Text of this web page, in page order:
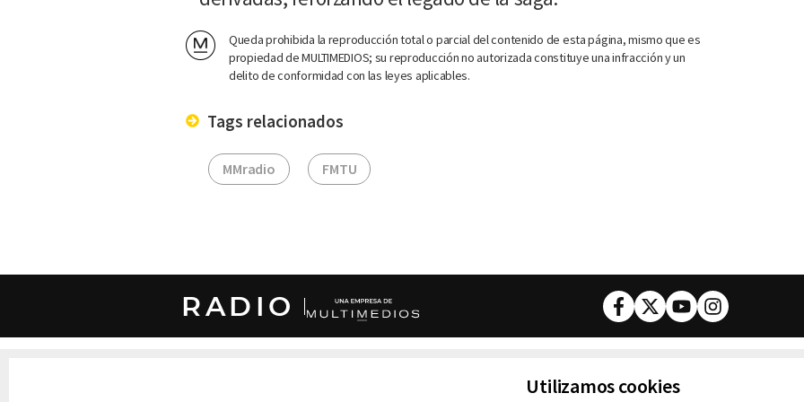
Queda prohibida la reproducción total o parcial del contenido de esta página, mismo que es
propiedad de MULTIMEDIOS; su reproducción no autorizada constituye una infracción y un
delito de conformidad con las leyes aplicables.
Tags relacionados
MMradio FMTU
RADIO Facebook
TwitterYoutubeInstagram
Utilizamos cookies